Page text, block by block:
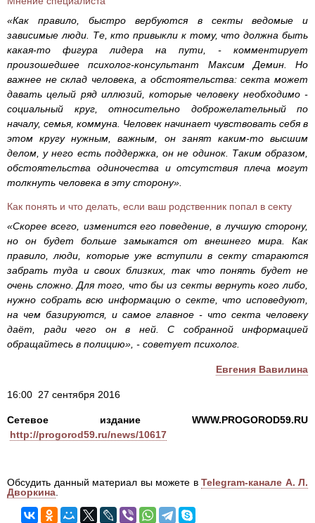
«Как правило, быстро вербуются в секты ведомые и
зависимые люди. Те, кто привыкли к тому, что должна быть
какая-то фигура лидера на пути, - комментирует
произошедшее психолог-консультант Максим Демин. Но
важнее не склад человека, а обстоятельства: секта может
давать целый ряд иллюзий, которые человеку необходимо -
социальный круг, относительно доброжелательный по
началу, семья, коммуна. Человек начинает чувствовать себя в
этом кругу нужным, важным, он занят каким-то высшим
делом, у него есть поддержка, он не одинок. Таким образом,
обстоятельства одиночества и отсутствия плеча могут
толкнуть человека в эту сторону».
Как понять и что делать, если ваш родственник попал в секту
«Скорее всего, изменится его поведение, в лучшую сторону,
но он будет больше замыкатся от внешнего мира. Как
правило, люди, которые уже вступили в секту стараются
забрать туда и своих близких, так что понять будет не
очень сложно. Для того, что бы из секты вернуть кого либо,
нужно собрать всю информацию о секте, что исповедуют,
на чем базируются, и самое главное - что секта человеку
даёт, ради чего он в ней. С собранной информацией
обращайтесь в полицию», - советует психолог.
Евгения Вавилина
16:00 27 сентября 2016
Сетевое издание WWW.PROGOROD59.RU
http://progorod59.ru/news/10617
Обсудить данный материал вы можете в Telegram-канале А. Л.
Дворкина